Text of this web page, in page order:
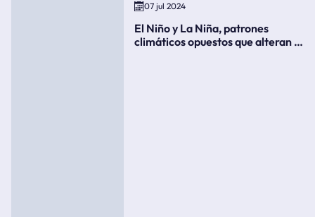
07 jul 2024
El Niño y La Niña, patrones
climáticos opuestos que alteran la